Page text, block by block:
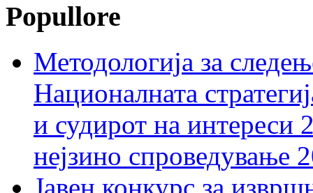
Popullore
Методологија за
Националната
и судирот на интереси
нејзино спроведување